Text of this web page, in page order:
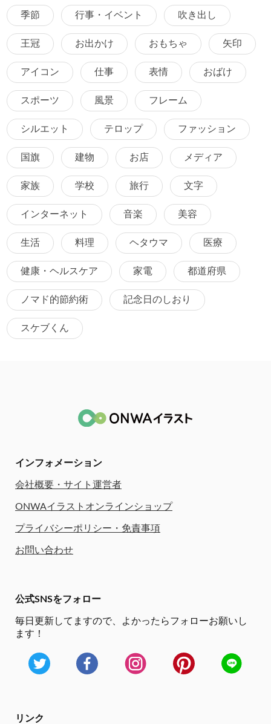
季節 行事・イベント 吹き出し
王冠 お出かけ おもちゃ 矢印
アイコン 仕事 表情 おばけ
スポーツ 風景 フレーム
シルエット テロップ ファッション
国旗 建物 お店 メディア
家族 学校 旅行 文字
インターネット 音楽 美容
生活 料理 ヘタウマ 医療
健康・ヘルスケア 家電 都道府県
ノマド的節約術 記念日のしおり
スケブくん
インフォメーション
会社概要・サイト運営者
ONWAイラストオンラインショップ
プライバシーポリシー・免責事項
お問い合わせ
公式SNSをフォロー
毎日更新してますので、
よかったらフォローお願いし
ます！
リンク